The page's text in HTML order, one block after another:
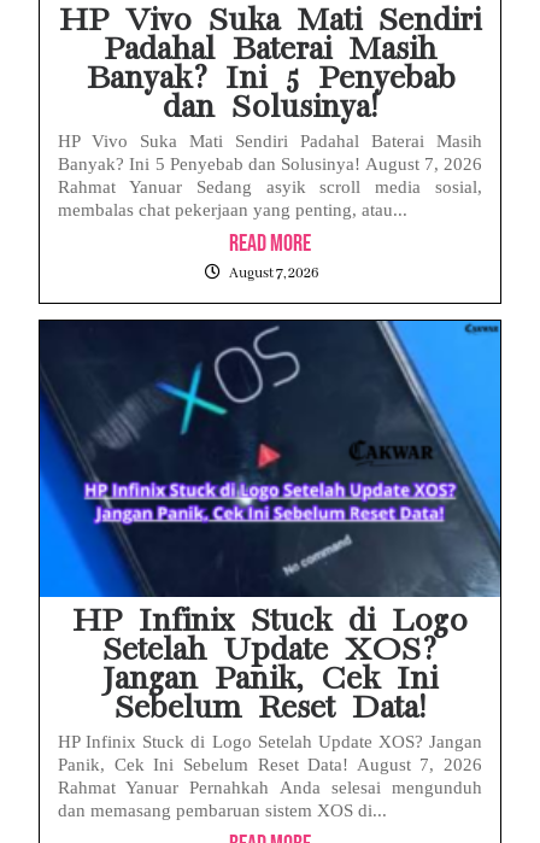
HP Vivo Suka Mati Sendiri
Padahal Baterai Masih
Banyak? Ini 5 Penyebab
dan Solusinya!
HP Vivo Suka Mati Sendiri Padahal Baterai Masih
Banyak? Ini 5 Penyebab dan Solusinya! August 7, 2026
Rahmat Yanuar Sedang asyik scroll media sosial,
membalas chat pekerjaan yang penting, atau...
Read More
August 7, 2026
HP Infinix Stuck di Logo
Setelah Update XOS?
Jangan Panik, Cek Ini
Sebelum Reset Data!
HP Infinix Stuck di Logo Setelah Update XOS? Jangan
Panik, Cek Ini Sebelum Reset Data! August 7, 2026
Rahmat Yanuar Pernahkah Anda selesai mengunduh
dan memasang pembaruan sistem XOS di...